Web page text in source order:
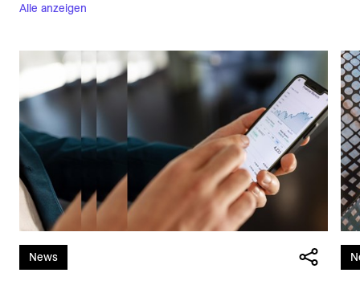
Alle anzeigen
News